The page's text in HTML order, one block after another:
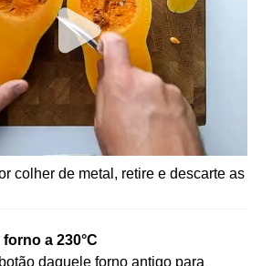
colher de metal, retire e descarte as
a 230°C
daquele forno antigo para